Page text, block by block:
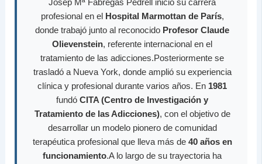
Josep Mª Fàbregas Pedrell inició su carrera
profesional en el Hospital Marmottan de París,
donde trabajó junto al reconocido Profesor Claude
Olievenstein, referente internacional en el
tratamiento de las adicciones.Posteriormente se
trasladó a Nueva York, donde amplió su experiencia
clínica y profesional durante varios años. En 1981
fundó CITA (Centro de Investigación y
Tratamiento de las Adicciones), con el objetivo de
desarrollar un modelo pionero de comunidad
terapéutica profesional que lleva más de 40 años en
funcionamiento.A lo largo de su trayectoria ha